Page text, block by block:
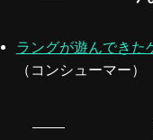
ラングが遊んできた
（コンシューマー）